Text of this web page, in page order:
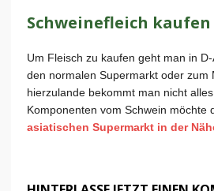
Schweinefleich kaufen
Um Fleisch zu kaufen geht man in
den normalen Supermarkt oder zum
hierzulande bekommt man nicht
Komponenten vom Schwein möchte
asiatischen Supermarkt in der